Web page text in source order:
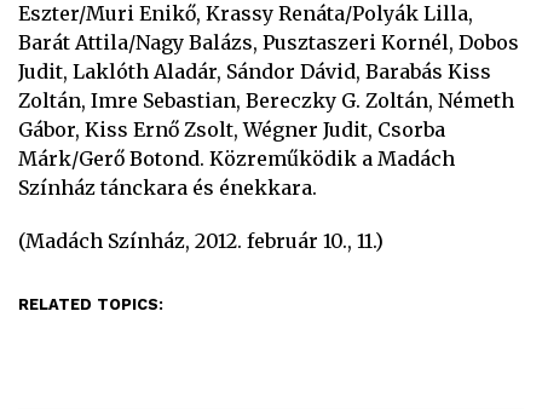
Eszter/Muri Enikő, Krassy Renáta/Polyák Lilla,
Barát Attila/Nagy Balázs, Pusztaszeri Kornél, Dobos
Judit, Laklóth Aladár, Sándor Dávid, Barabás Kiss
Zoltán, Imre Sebastian, Bereczky G. Zoltán, Németh
Gábor, Kiss Ernő Zsolt, Wégner Judit, Csorba
Márk/Gerő Botond. Közreműködik a Madách
Színház tánckara és énekkara.
(Madách Színház, 2012. február 10., 11.)
RELATED TOPICS: